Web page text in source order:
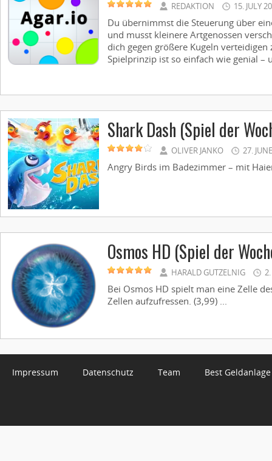
REDAKTION 15. JULY
Du übernimmst die Steuerung über
und musst kleinere Artgenossen
dich gegen größere Kugeln verteidigen
Spielprinzip ist so einfach wie genial –
Shark Dash (Spiel der
OLIVER JANKO 27.
Angry Birds im Badezimmer – mit
Osmos HD (Spiel der
HARALD GUTZELNIG
Bei Osmos HD spielt man eine Zelle
Zellen aufzufressen. (3,99) ...
Impressum Datenschutz Team Best Geldanlage